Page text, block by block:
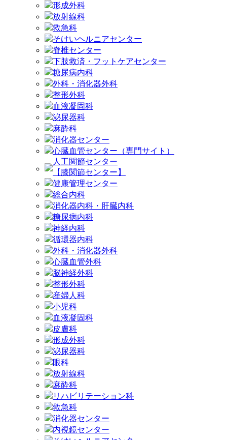
形成外科
放射線科
救急科
そけいヘルニアセンター
脊椎センター
下肢救済・フットケアセンター
糖尿病内科
外科・消化器外科
整形外科
血液凝固科
泌尿器科
麻酔科
消化器センター
心臓血管センター（専門サイト）
人工関節センター
【膝関節センター】
健康管理センター
総合内科
消化器内科・肝臓内科
糖尿病内科
神経内科
循環器内科
外科・消化器外科
心臓血管外科
脳神経外科
整形外科
産婦人科
小児科
血液凝固科
皮膚科
形成外科
泌尿器科
眼科
放射線科
麻酔科
リハビリテーション科
救急科
消化器センター
内視鏡センター